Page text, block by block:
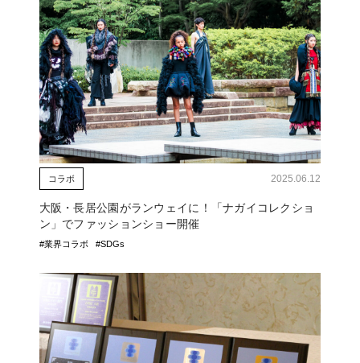
コラボ 2025.06.12
大阪・長居公園がランウェイに！「ナガイコレクショ
ン」でファッションショー開催
#業界コラボ #SDGs